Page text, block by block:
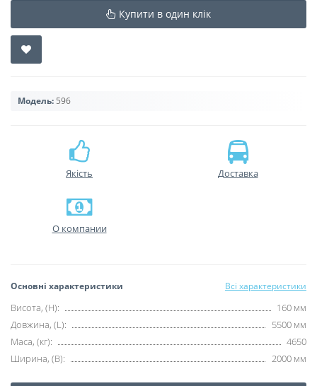
Купити в один клік
Модель: 596
Якість Доставка
О компании
Основні характеристики Всі характеристики
Висота, (H):
160 мм
Довжина, (L):
5500 мм
Маса, (кг):
4650
Ширина, (B):
2000 мм